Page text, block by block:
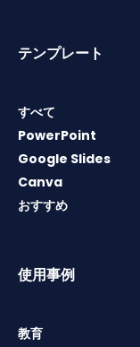
テンプレート
すべて
PowerPoint
Google Slides
Canva
おすすめ
使用事例
教育